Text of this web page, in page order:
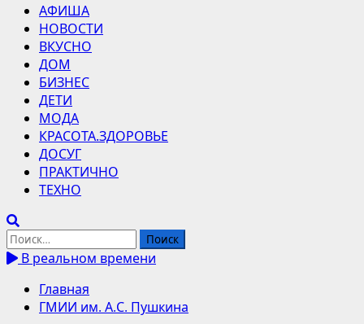
Основное
меню
АФИША
НОВОСТИ
ВКУСНО
ДОМ
БИЗНЕС
ДЕТИ
МОДА
КРАСОТА.ЗДОРОВЬЕ
ДОСУГ
ПРАКТИЧНО
ТЕХНО
Найти:
В реальном времени
Главная
ГМИИ им. А.С. Пушкина